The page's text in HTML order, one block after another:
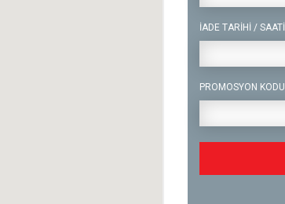
İADE TARİHİ / SAATİ
PROMOSYON KODU